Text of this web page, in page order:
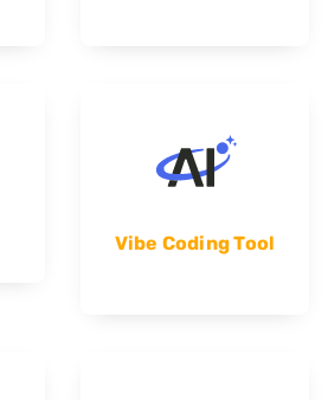
Vibe Coding Tool